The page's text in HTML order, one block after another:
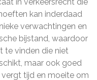
kan inderdaad
verwachtingen en
bijstand, waardoor
te vinden die niet
maar ook goed
tijd en moeite om